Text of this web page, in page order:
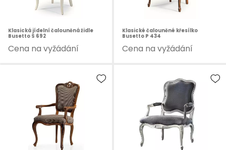
Klasická jídelní čalouněná židle
Busetto S 692
Cena na vyžádání
Klasické čalouněné křesílko
Busetto P 434
Cena na vyžádání